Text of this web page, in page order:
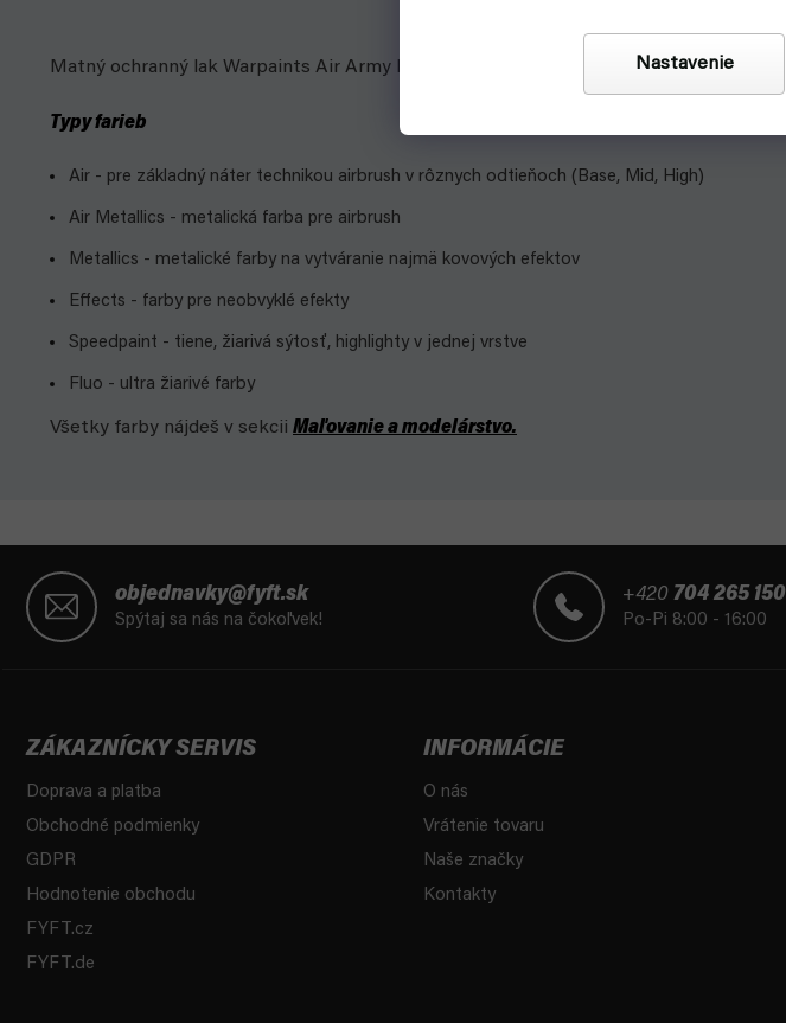
Nastavenie
Matný ochranný lak Warpaints Air Army Painter Matt Varnish.
Typy farieb
Air - pre základný náter technikou airbrush v rôznych odtieňoch (Base, Mid, High)
Air Metallics - metalická farba pre airbrush
Metallics - metalické farby na vytváranie najmä kovových efektov
Effects - farby pre neobvyklé efekty
Speedpaint - tiene, žiarivá sýtosť, highlighty v jednej vrstve
Fluo - ultra žiarivé farby
Všetky farby nájdeš v sekcii Maľovanie a modelárstvo.
objednavky@fyft.sk
Spýtaj sa nás na čokoľvek!
+420 704 265 150
Po-Pi 8:00 - 16:00
ZÁKAZNÍCKY SERVIS
Doprava a platba
Obchodné podmienky
GDPR
Hodnotenie obchodu
FYFT.cz
FYFT.de
INFORMÁCIE
O nás
Vrátenie tovaru
Naše značky
Kontakty